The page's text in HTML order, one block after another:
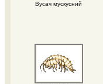
Вусач мускусний